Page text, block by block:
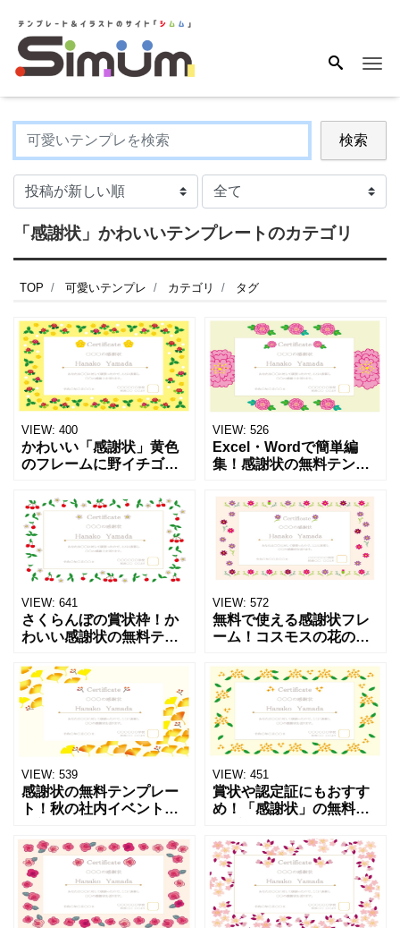
検索
「感謝状」かわいいテンプレートのカテゴリ
TOP 可愛いテンプレ カテゴリ タグ
VIEW: 400
かわいい「感謝状」黄色
のフレームに野イチゴの
状・認定書・証明書幅広
く使えるテンプレートで
す。黄色の枠に赤くてか
わいい野イチゴのイラス
トデザイ
VIEW: 526
Excel・Wordで簡単編
集！感謝状の無料テンプ
了証書にも変更可能！か
わいい牡丹の花柄フレー
ムです。大きなピンク色
の牡丹のイラストが圧巻
VIEW: 641
さくらんぼの賞状枠！か
わいい感謝状の無料テン
書におすすめ・A4横型・
Excel・Wordです。かわ
いいサクランボのイラス
トのフレームが付い
VIEW: 572
無料で使える感謝状フレ
ーム！コスモスの花のイ
か！敬老の日・金婚式・
定年退職の賞状におすす
め！カラフルなコスモス
でおしゃれなフレームが
作られ
VIEW: 539
感謝状の無料テンプレー
ト！秋の社内イベントの
チョウのフレームがかわ
いい賞状枠のフリー素材
です。秋におすすめのイ
チョウのイラスト入り感
謝状の
VIEW: 451
賞状や認定証にもおすす
め！「感謝状」の無料テ
の賞状枠で秋のイベント
にぴったりなデザイン！
金木犀の花が上品に描か
れたおしゃれなフレーム
付き感